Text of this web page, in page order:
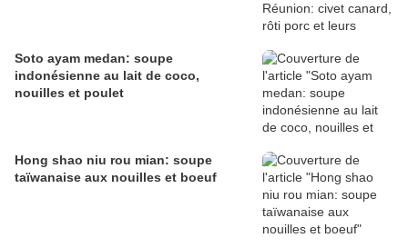
Soto ayam medan: soupe
indonésienne au lait de coco,
nouilles et poulet
Hong shao niu rou mian: soupe
taïwanaise aux nouilles et boeuf